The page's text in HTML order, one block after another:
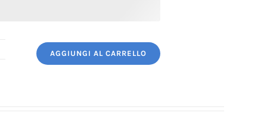
AGGIUNGI AL CARRELLO